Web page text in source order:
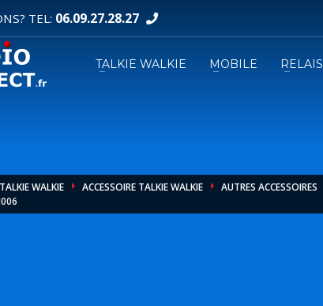
DEVIS
vos produits.
TEL: 06.09.27.28.27
TALKIE WALKIE MOBILE RELAIS
TALKIE WALKIE ACCESSOIRE TALKIE WALKIE
AUTRES ACCESSOIRES